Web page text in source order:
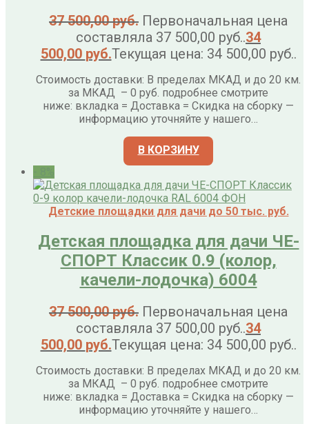
37 500,00руб. Первоначальная цена
составляла 37 500,00 руб..34
500,00 руб.Текущая цена: 34 500,00 руб..
Стоимость доставки: В пределах МКАД и до 20 км.
за МКАД – 0 руб. подробнее смотрите
ниже: вкладка = Доставка = Скидка на сборку —
информацию уточняйте у нашего…
В КОРЗИНУ
Детские площадки для дачи до 50 тыс. руб.
Детская площадка для дачи ЧЕ-
СПОРТ Классик 0.9 (колор,
качели-лодочка) 6004
37 500,00руб. Первоначальная цена
составляла 37 500,00 руб..34
500,00 руб.Текущая цена: 34 500,00 руб..
Стоимость доставки: В пределах МКАД и до 20 км.
за МКАД – 0 руб. подробнее смотрите
ниже: вкладка = Доставка = Скидка на сборку —
информацию уточняйте у нашего…